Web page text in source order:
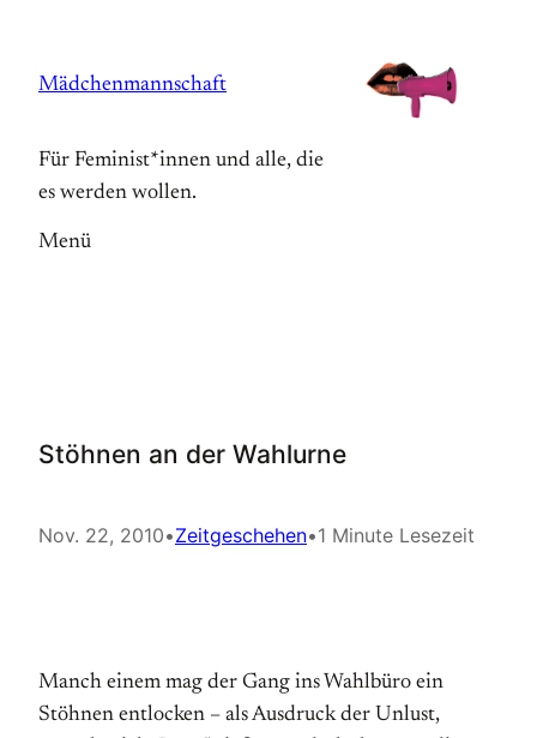
springen
Mädchenmannschaft
Für Feminist*innen und alle, die
es werden wollen.
Menü
Stöhnen an der Wahlurne
Nov. 22, 2010•Zeitgeschehen•1 Minute Lesezeit
Manch einem mag der Gang ins Wahlbüro ein
Stöhnen entlocken – als Ausdruck der Unlust,